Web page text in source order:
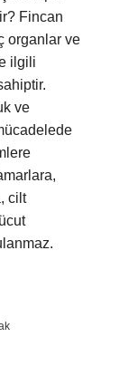
Fincan
organlar ve
ilgili
ve
cilt